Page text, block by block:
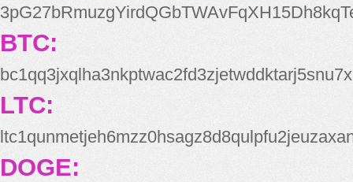
BTC:
bc1qq3jxqlha3nkptwac2fd3zjetwddktarj5snu7x
LTC:
DOGE: